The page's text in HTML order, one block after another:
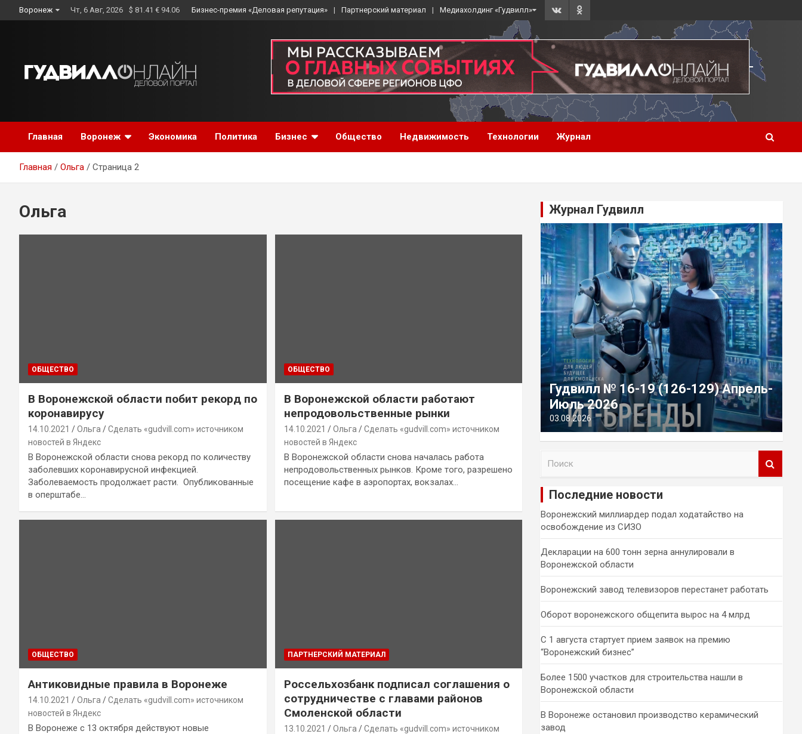
to
Воронеж Чт, 6 Авг, 2026 $ 81.41 € 94.06 Бизнес-премия «Деловая репутация» Партнерский материал Медиахолдинг «Гудвилл»
Главная Воронеж Экономика Политика Бизнес Общество Недвижимость Технологии Журнал
Главная Ольга Страница 2
Ольга
ОБЩЕСТВО
В Воронежской области побит рекорд по
коронавирусу
14.10.2021 Ольга
Сделать «gudvill.com» источником
новостей в Яндекс
В Воронежской области снова рекорд по количеству
заболевших коронавирусной инфекцией.
Заболеваемость продолжает расти. Опубликованные
в оперштабе…
ОБЩЕСТВО
В Воронежской области работают
непродовольственные рынки
14.10.2021 Ольга
Сделать «gudvill.com» источником
новостей в Яндекс
В Воронежской области снова началась работа
непродовольственных рынков. Кроме того, разрешено
посещение кафе в аэропортах, вокзалах…
ОБЩЕСТВО
Антиковидные правила в Воронеже
14.10.2021 Ольга
Сделать «gudvill.com» источником
новостей в Яндекс
В Воронеже с 13 октября действуют новые
ПАРТНЕРСКИЙ МАТЕРИАЛ
Россельхозбанк подписал соглашения о
сотрудничестве с главами районов
Смоленской области
13.10.2021 Ольга
Сделать «gudvill.com» источником
Журнал Гудвилл
Гудвилл № 16-19 (126-129) Апрель-
Июль 2026
03.08.2026
и
Последние новости
Воронежский миллиардер подал ходатайство на
освобождение из СИЗО
Декларации на 600 тонн зерна аннулировали в
Воронежской области
Воронежский завод телевизоров перестанет работать
Оборот воронежского общепита вырос на 4 млрд
С 1 августа стартует прием заявок на премию
“Воронежский бизнес”
Более 1500 участков для строительства нашли в
Воронежской области
В Воронеже остановил производство керамический
завод